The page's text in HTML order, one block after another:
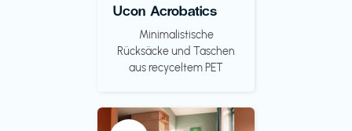
Ucon Acrobatics
Minimalistische
Rücksäcke und Taschen
aus recyceltem PET